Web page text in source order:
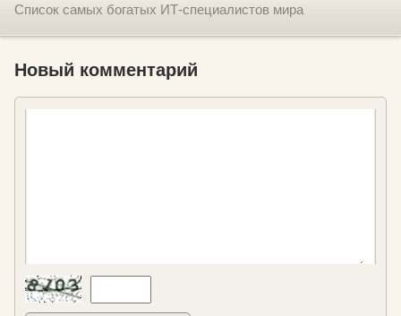
Список самых богатых ИТ-специалистов мира
Новый комментарий